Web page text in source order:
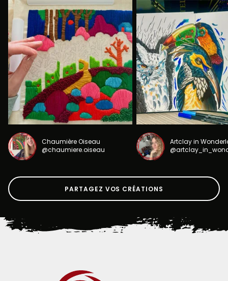
Chaumière Oiseau
@chaumiere.oiseau
Artclay in
PARTAGEZ VOS CRÉATIONS